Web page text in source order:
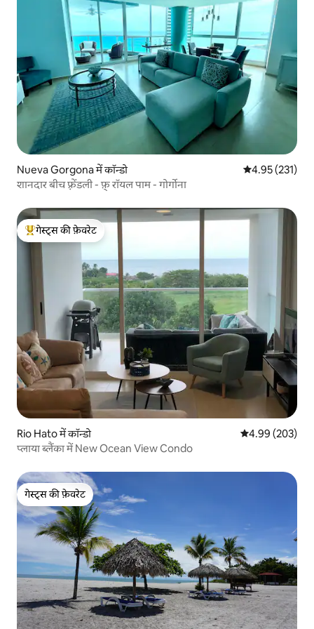
Nueva Gorgona में कॉन्डो औसत रेटिंग 5 में से
4.95 (231)
शानदार बीच फ़्रेंडली - फ़् रॉयल पाम - गोर्गोना
गेस्ट्स का टॉप फ़ेवरेट
गेस्ट्स की फ़ेवरेट
Rio Hato में कॉन्डो औसत रेटिंग 5 में से
4.99 (203)
प्लाया ब्लैंका में New Ocean View Condo
गेस्ट्स की फ़ेवरेट
गेस्ट्स की फ़ेवरेट